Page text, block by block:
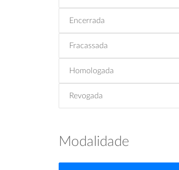
Encerrada
Fracassada
Homologada
Revogada
Modalidade